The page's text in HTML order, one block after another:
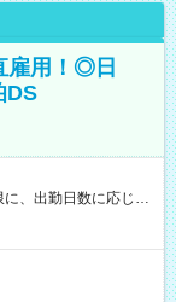
雇用！◎日
DS
、出勤日数に応じて
料（Amazon負担）